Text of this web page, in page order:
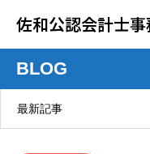
佐和公認会計士
BLOG
最新記事